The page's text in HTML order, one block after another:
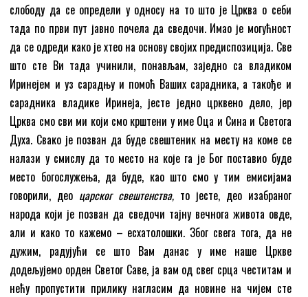
слободу да се определи у односу на то што је Црква о себи
тада по први пут јавно почела да сведочи. Имао је могућност
да се одреди како је хтео на основу својих предиспозиција. Све
што сте Ви тада учинили, понављам, заједно са владиком
Иринејем и уз сарадњу и помоћ Ваших сарадника, а такође и
сарадника владике Иринеја, јесте једно црквено дело, јер
Црква смо сви ми који смо крштени у име Оца и Сина и Светога
Духа. Свако је позван да буде свештеник на месту на коме се
налази у смислу да то место на које га је Бог поставио буде
место богослужења, да буде, као што смо у тим емисијама
говорили, део царског свештенства, то јесте, део изабраног
народа који је позван да сведочи тајну вечнога живота овде,
али и како то кажемо – есхатолошки. Због свега тога, да не
дужим, радујући се што Вам данас у име наше Цркве
додељујемо орден Светог Саве, ја вам од свег срца честитам и
нећу пропустити прилику нагласим да новине на чијем сте